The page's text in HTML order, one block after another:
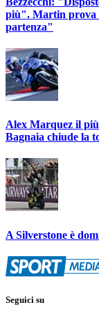
più". Martin prova
partenza"
Alex Marquez il più
Bagnaia chiude la
A Silverstone è
Seguici su